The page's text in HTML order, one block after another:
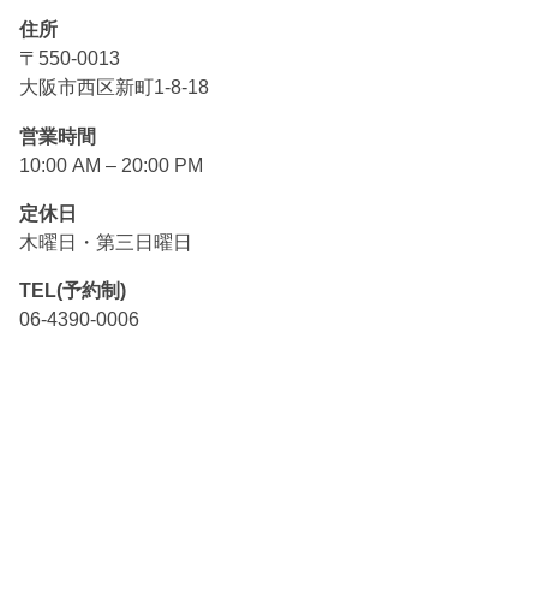
住所
〒550-0013
大阪市西区新町1-8-18
営業時間
10:00 AM – 20:00 PM
定休日
木曜日・第三日曜日
TEL(予約制)
06-4390-0006